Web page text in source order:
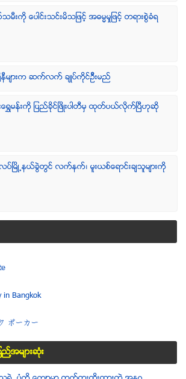
မီးကို ေပါင္းသင္းမိသျဖင့္ အဓမၼမႈျဖင့္ တရားစြဲခံရ
ခရိုနီမ်ားက ဆက္လက္ ခ်ဳပ္ကိုင္ဥိီးမည္
ရႊမန္းကို ျပည္ခိုင္ျဖိဳးပါတီမွ ထုတ္ပယ္လိုက္ျပီဟုဆို
ၿမိဳ႕နယ္ခြဲတြင္ လက္နက္၊ မူးယစ္ေရာင္းခ်သူမ်ားကို
in Bangkok
ポーカー
႔အမ်ားဆံုး